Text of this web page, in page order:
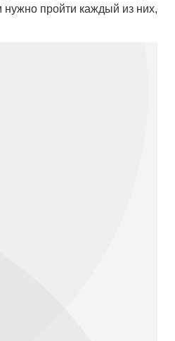
пройти каждый из них,